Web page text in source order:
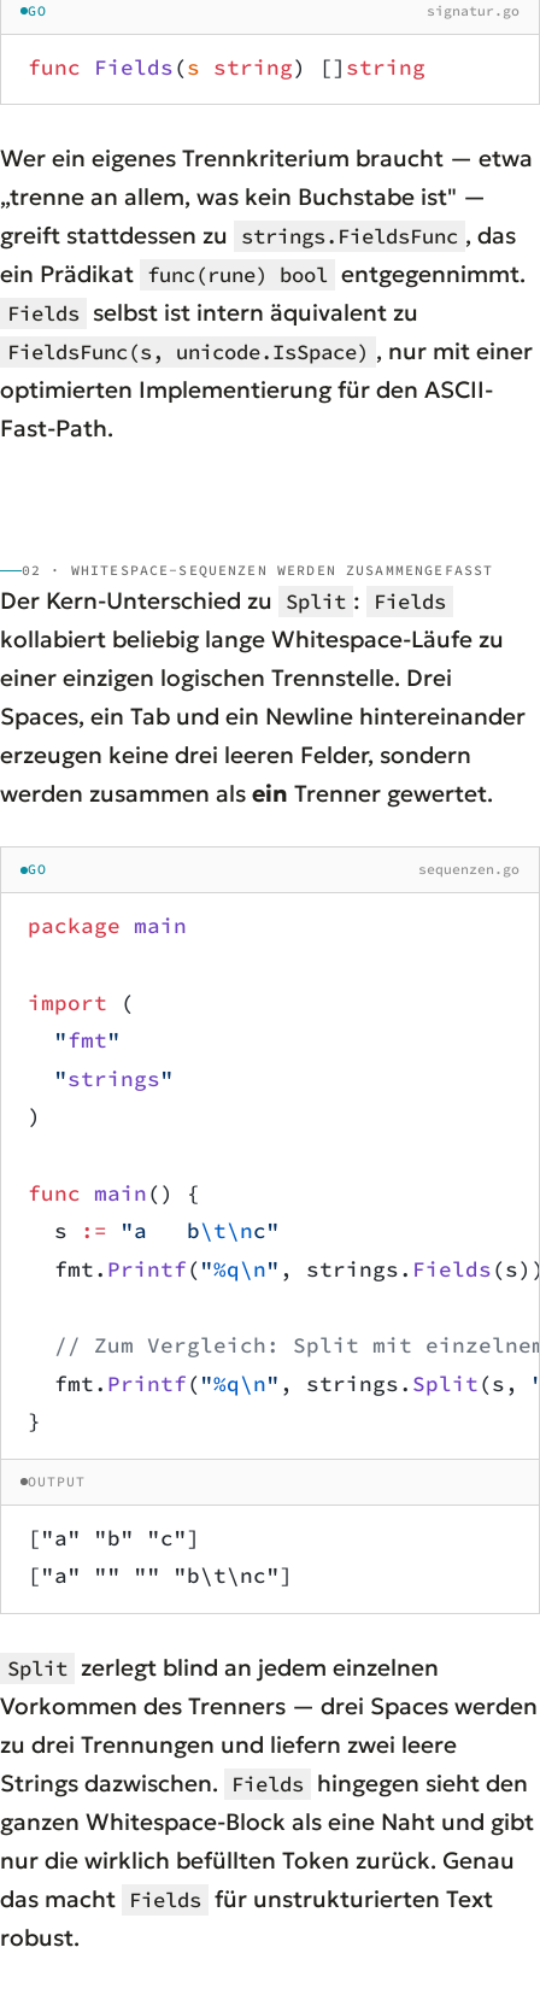
GO signatur.go
func Fields(s string) [] string
Wer ein eigenes Trennkriterium braucht — etwa
„trenne an allem, was kein Buchstabe ist" —
greift stattdessen zu strings.FieldsFunc , das
ein Prädikat func(rune) bool entgegennimmt.
Fields selbst ist intern äquivalent zu
FieldsFunc(s, unicode.IsSpace) , nur mit einer
optimierten Implementierung für den ASCII-
Fast-Path.
02 · WHITESPACE-SEQUENZEN WERDEN ZUSAMMENGEFASST
Der Kern-Unterschied zu Split : Fields
kollabiert beliebig lange Whitespace-Läufe zu
einer einzigen logischen Trennstelle. Drei
Spaces, ein Tab und ein Newline hintereinander
erzeugen keine drei leeren Felder, sondern
werden zusammen als ein Trenner gewertet.
GO sequenzen.go
package main
import (
	"
fmt"
	"
strings"
)
func main() {
	s
:= "a   b\t\nc"
	fmt.
Printf( "%q\n" , strings. Fields
// Zum Vergleich: Split mit
	fmt.
Printf( "%q\n" , strings. Split(s,
}
OUTPUT
["a" "b" "c"]
["a" "" "" "b\t\nc"]
Split zerlegt blind an jedem einzelnen
Vorkommen des Trenners — drei Spaces werden
zu drei Trennungen und liefern zwei leere
Strings dazwischen.
Fields hingegen sieht den
ganzen Whitespace-Block als eine Naht und gibt
nur die wirklich befüllten Token zurück. Genau
das macht Fields für unstrukturierten Text
robust.